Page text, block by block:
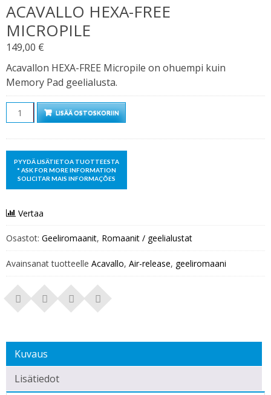
ACAVALLO HEXA-FREE
MICROPILE
149,00 €
Acavallon HEXA-FREE Micropile on ohuempi kuin
Memory Pad geelialusta.
Määrä LISÄÄ OSTOSKORIIN
Vertaa
Osastot: Geeliromaanit, Romaanit / geelialustat
Avainsanat tuotteelle Acavallo, Air-release, geeliromaani
Kuvaus
Lisätiedot